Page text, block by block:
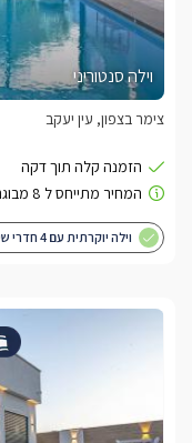
וילה סנטוריני
צימר בצפון, עין יעקב
וילה יוקרתית עם 4 חדרי שינה